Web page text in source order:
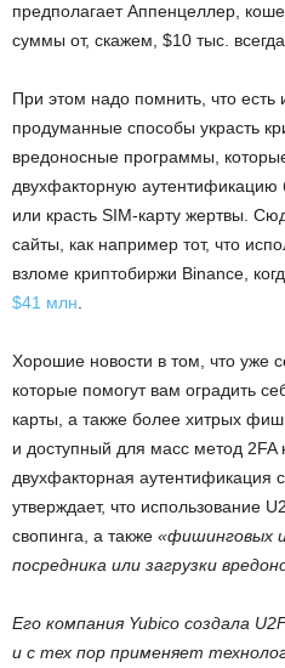
предполагает Аппенцеллер,
суммы от, скажем, $10 тыс.
При этом надо помнить, что
продуманные способы украсть
вредоносные программы,
двухфакторную аутентификацию
или красть SIM-карту жертвы.
сайты, как например тот, что
взломе криптобиржи Binance,
$41 млн.
Хорошие новости в том, что уже
которые помогут вам оградить
карты, а также более хитрых
и доступный для масс метод 2FA
двухфакторная
утверждает, что использование
свопинга, а также «фишинговых
посредника или загрузки
Его компания Yubico создала
и с тех пор применяет